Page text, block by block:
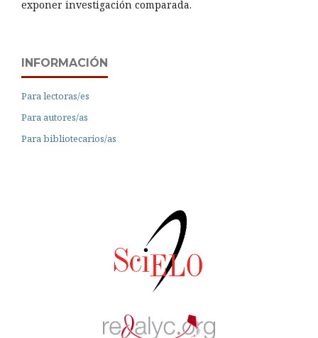
exponer investigación comparada.
INFORMACIÓN
Para lectoras/es
Para autores/as
Para bibliotecarios/as